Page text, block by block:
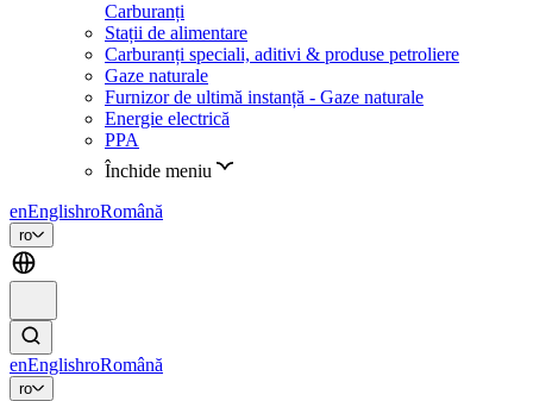
Carburanți
Stații de alimentare
Carburanți speciali, aditivi & produse petroliere
Gaze naturale
Furnizor de ultimă instanță - Gaze naturale
Energie electrică
PPA
Închide meniu
enEnglishroRomână
ro
enEnglishroRomână
ro